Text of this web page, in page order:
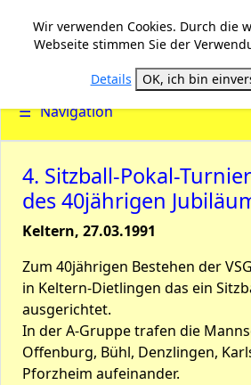
Wir verwenden Cookies. Durch die
Webseite stimmen Sie der
Details OK, ich bin
☰ Navigation
4. Sitzball-Pokal-
des 40jährigen
Keltern, 27.03.1991
Zum 40jährigen Bestehen der
in Keltern-Dietlingen das ein
ausgerichtet.
In der A-Gruppe trafen die
Offenburg, Bühl, Denzlingen,
Pforzheim aufeinander.